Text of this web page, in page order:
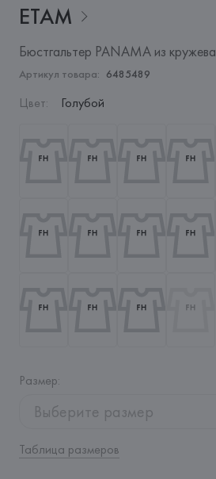
ETAM
Бюстгальтер PANAMA из кружева
Артикул товара: 6485489
Цвет: Голубой
Размер:
Выберите размер
Таблица размеров